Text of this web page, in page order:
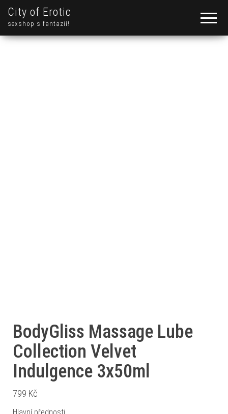
City of Erotic
sexshop s fantazií!
BodyGliss Massage Lube
Collection Velvet
Indulgence 3x50ml
799 Kč
Hlavní přednosti